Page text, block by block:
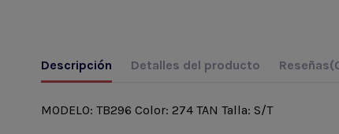
Descripción Detalles del producto Reseñas
MODELO: TB296 Color: 274 TAN Talla: S/T